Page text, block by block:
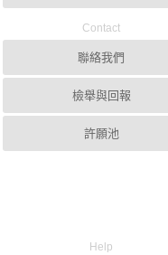
Contact
聯絡我們
檢舉與回報
許願池
Help